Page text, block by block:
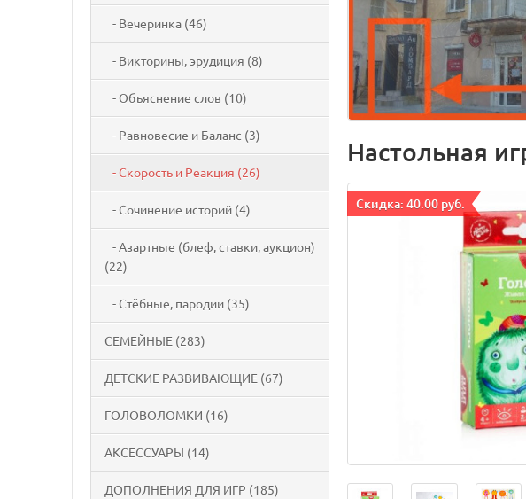
- Вечеринка (46)
- Викторины, эрудиция (8)
- Объяснение слов (10)
- Равновесие и Баланс (3)
- Скорость и Реакция (26)
- Сочинение историй (4)
- Азартные (блеф, ставки, аукцион)
(22)
- Стёбные, пародии (35)
СЕМЕЙНЫЕ (283)
ДЕТСКИЕ РАЗВИВАЮЩИЕ (67)
ГОЛОВОЛОМКИ (16)
АКСЕССУАРЫ (14)
ДОПОЛНЕНИЯ ДЛЯ ИГР (185)
Настольная
Cкидка: 40.00 руб.